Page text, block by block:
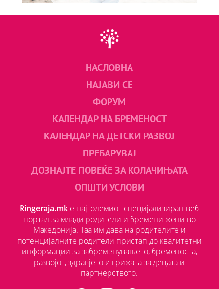
НАСЛОВНА
НАЈАВИ СЕ
ФОРУМ
КАЛЕНДАР НА БРЕМЕНОСТ
КАЛЕНДАР НА ДЕТСКИ РАЗВОЈ
ПРЕБАРУВАЈ
ДОЗНАЈТЕ ПОВЕЌЕ ЗА КОЛАЧИЊАТА
ОПШТИ УСЛОВИ
Ringeraja.mk е најголемиот специјализиран веб
портал за млади родители и бремени жени во
Македонија. Таа им дава на родителите и
потенцијалните родители пристап до квалитетни
информации за забременувањето, бременоста,
развојот, здравјето и грижата за децата и
партнерството.